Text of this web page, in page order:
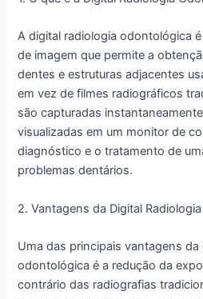
A digital radiologia odontológica
de imagem que permite a
dentes e estruturas adjacentes
em vez de filmes radiográficos
são capturadas
visualizadas em um monitor de
diagnóstico e o tratamento de
problemas dentários.
2. Vantagens da Digital
Uma das principais vantagens da
odontológica é a redução da
contrário das radiografias